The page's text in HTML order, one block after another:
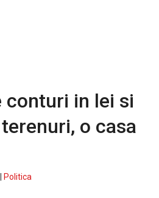
conturi in lei si
o casa
Politica